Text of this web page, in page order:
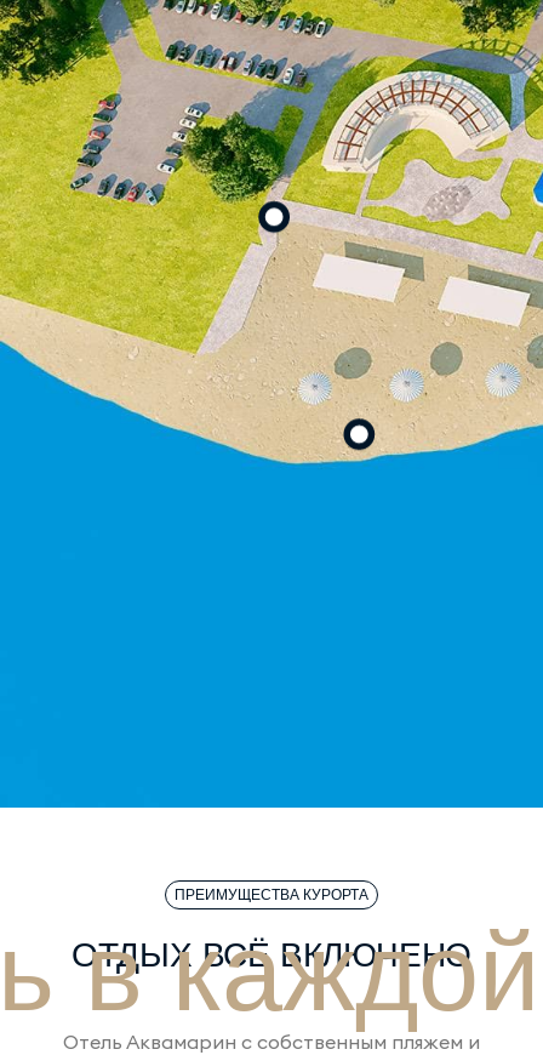
ПРЕИМУЩЕСТВА КУРОРТА
ОТДЫХ ВСЁ ВКЛЮЧЕНО
в
Отель Аквамарин с собственным пляжем и